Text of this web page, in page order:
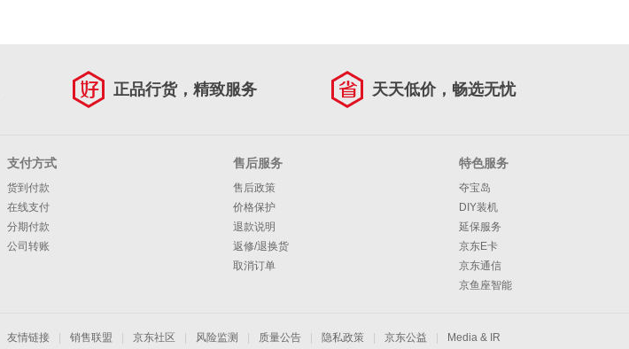
正品行货，精致服务 天天低价，畅选无忧
支付方式
货到付款
在线支付
分期付款
公司转账
售后服务
售后政策
价格保护
退款说明
返修/退换货
取消订单
特色服务
夺宝岛
DIY装机
延保服务
京东E卡
京东通信
京鱼座智能
友情链接 销售联盟 京东社区 风险监测 质量公告 隐私政策 京东公益 Media & IR